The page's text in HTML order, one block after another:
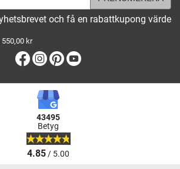
och få en rabattkupong värde
kr
Facebook
Instagram
Pinterest
43495
Betyg
4.85/ 5.00